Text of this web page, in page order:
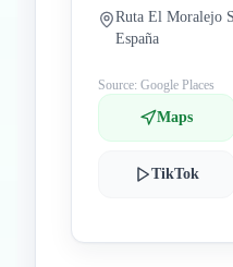
Ruta El Moralejo
España
Source: Google Places
Maps
TikTok